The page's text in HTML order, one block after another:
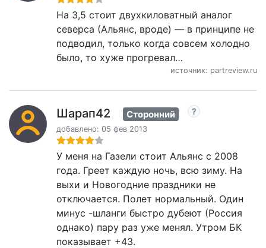
На 3,5 стоит двухкиловатный аналог
северса (Альянс, вроде) — в принципе не
подводил, только когда совсем холодно
было, то хуже прогревал…
источник: partreview.ru
Шарап42 Сторонний
добавлено: 05 фев 2013
У меня на Газели стоит Альянс с 2008
года. Греет каждую ночь, всю зиму. На
выхи и Новогодние праздники не
отключается. Полет нормальный. Один
минус -шланги быстро дубеют (Россия
однако) пару раз уже менял. Утром БК
показывает +43.